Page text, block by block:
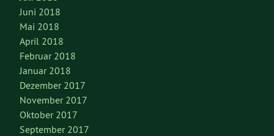
Juni 2018
Mai 2018
April 2018
Februar 2018
Januar 2018
Dezember 2017
November 2017
Oktober 2017
September 2017